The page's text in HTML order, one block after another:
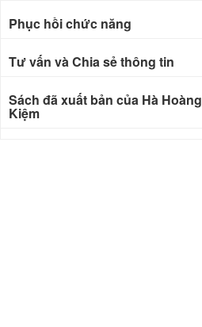
Phục hồi chức năng
Tư vấn và Chia sẻ thông tin
Sách đã xuất bản của Hà Hoàng
Kiệm